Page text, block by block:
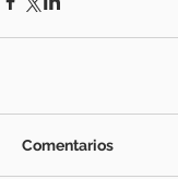
Comentarios